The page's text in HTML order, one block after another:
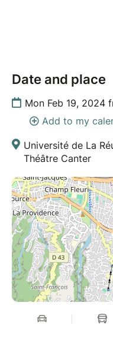
Date and place
Mon Feb 19, 2024
Add to my
Université de La
Théâtre Canter